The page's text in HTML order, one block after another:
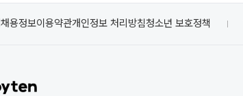
채용정보이용약관개인정보 처리방침청소년 보호정책